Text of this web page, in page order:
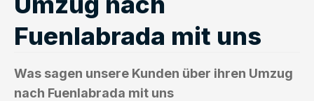
Fuenlabrada mit uns
Was sagen unsere Kunden über ihren Umzug
nach Fuenlabrada mit uns